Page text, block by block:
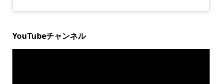
YouTubeチャンネル